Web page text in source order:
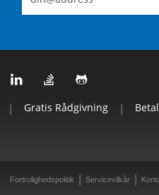
| Gratis Rådgivning |
Fortrolighedspolitik | Servicevilkår |